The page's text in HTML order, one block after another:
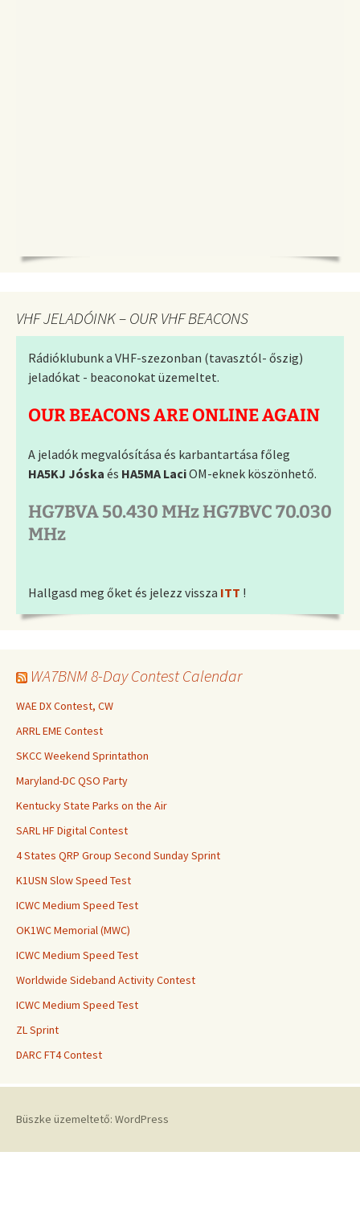
VHF JELADÓINK – OUR VHF BEACONS
Rádióklubunk a VHF-szezonban (tavasztól- őszig)
jeladókat - beaconokat üzemeltet.
OUR BEACONS ARE ONLINE AGAIN
A jeladók megvalósítása és karbantartása főleg
HA5KJ Jóska és HA5MA LaciOM-eknek köszönhető.
HG7BVA 50.430 MHz HG7BVC 70.030
MHz
Hallgasd meg őket és jelezz vissza ITT !
WA7BNM 8-Day Contest Calendar
WAE DX Contest, CW
ARRL EME Contest
SKCC Weekend Sprintathon
Maryland-DC QSO Party
Kentucky State Parks on the Air
SARL HF Digital Contest
4 States QRP Group Second Sunday Sprint
K1USN Slow Speed Test
ICWC Medium Speed Test
OK1WC Memorial (MWC)
ICWC Medium Speed Test
Worldwide Sideband Activity Contest
ICWC Medium Speed Test
ZL Sprint
DARC FT4 Contest
Büszke üzemeltető: WordPress